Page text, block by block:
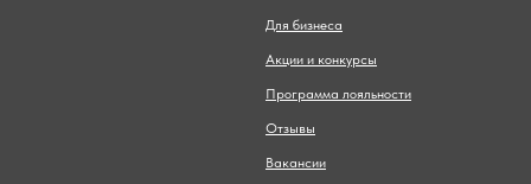
Для бизнеса
Акции и конкурсы
Программа лояльности
Отзывы
Вакансии